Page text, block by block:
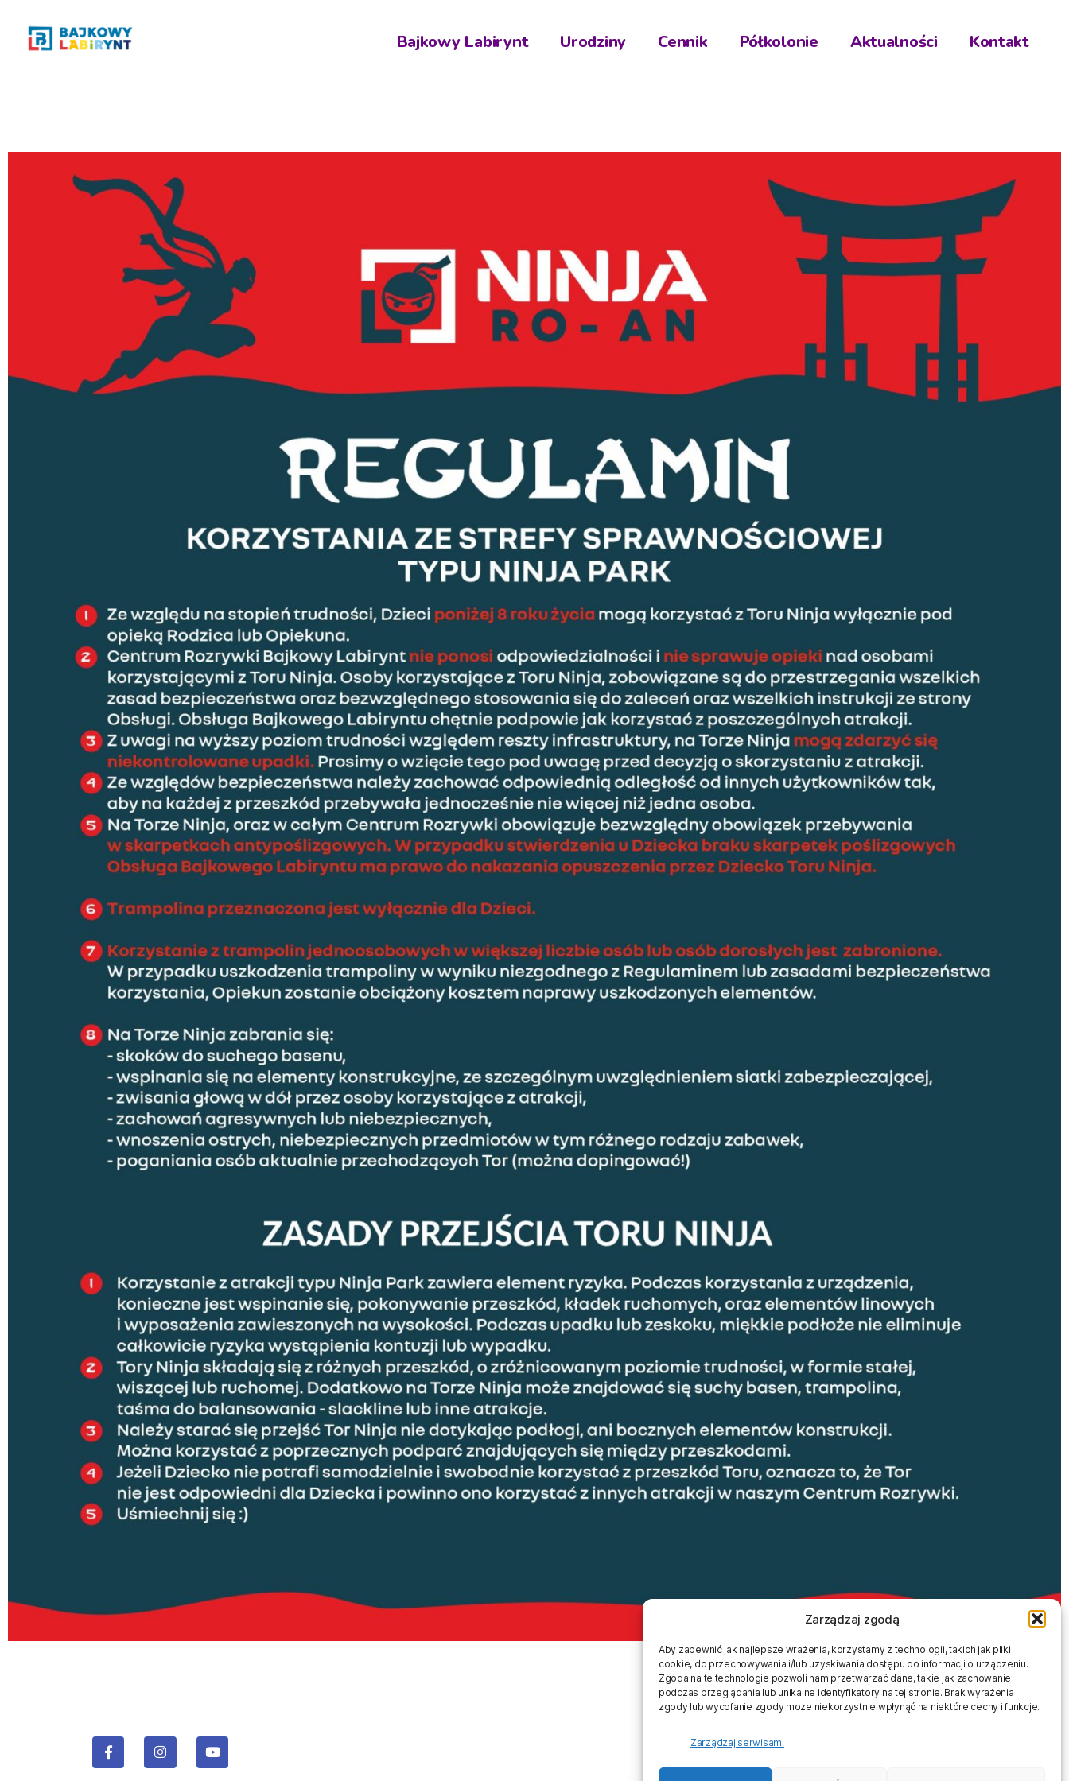
Zarządzaj zgodą
Aby zapewnić jak najlepsze wrażenia, korzystamy z technologii, takich jak pliki
cookie, do przechowywania i/lub uzyskiwania dostępu do informacji o urządzeniu.
Zgoda na te technologie pozwoli nam przetwarzać dane, takie jak zachowanie
podczas przeglądania lub unikalne identyfikatory na tej stronie. Brak wyrażenia
zgody lub wycofanie zgody może niekorzystnie wpłynąć na niektóre cechy i funkcje.
Zarządzaj serwisami
Bajkowy Labirynt Urodziny Cennik Półkolonie Aktualności Kontakt
Regulaminy
Regulamin Centrum Rozrywki